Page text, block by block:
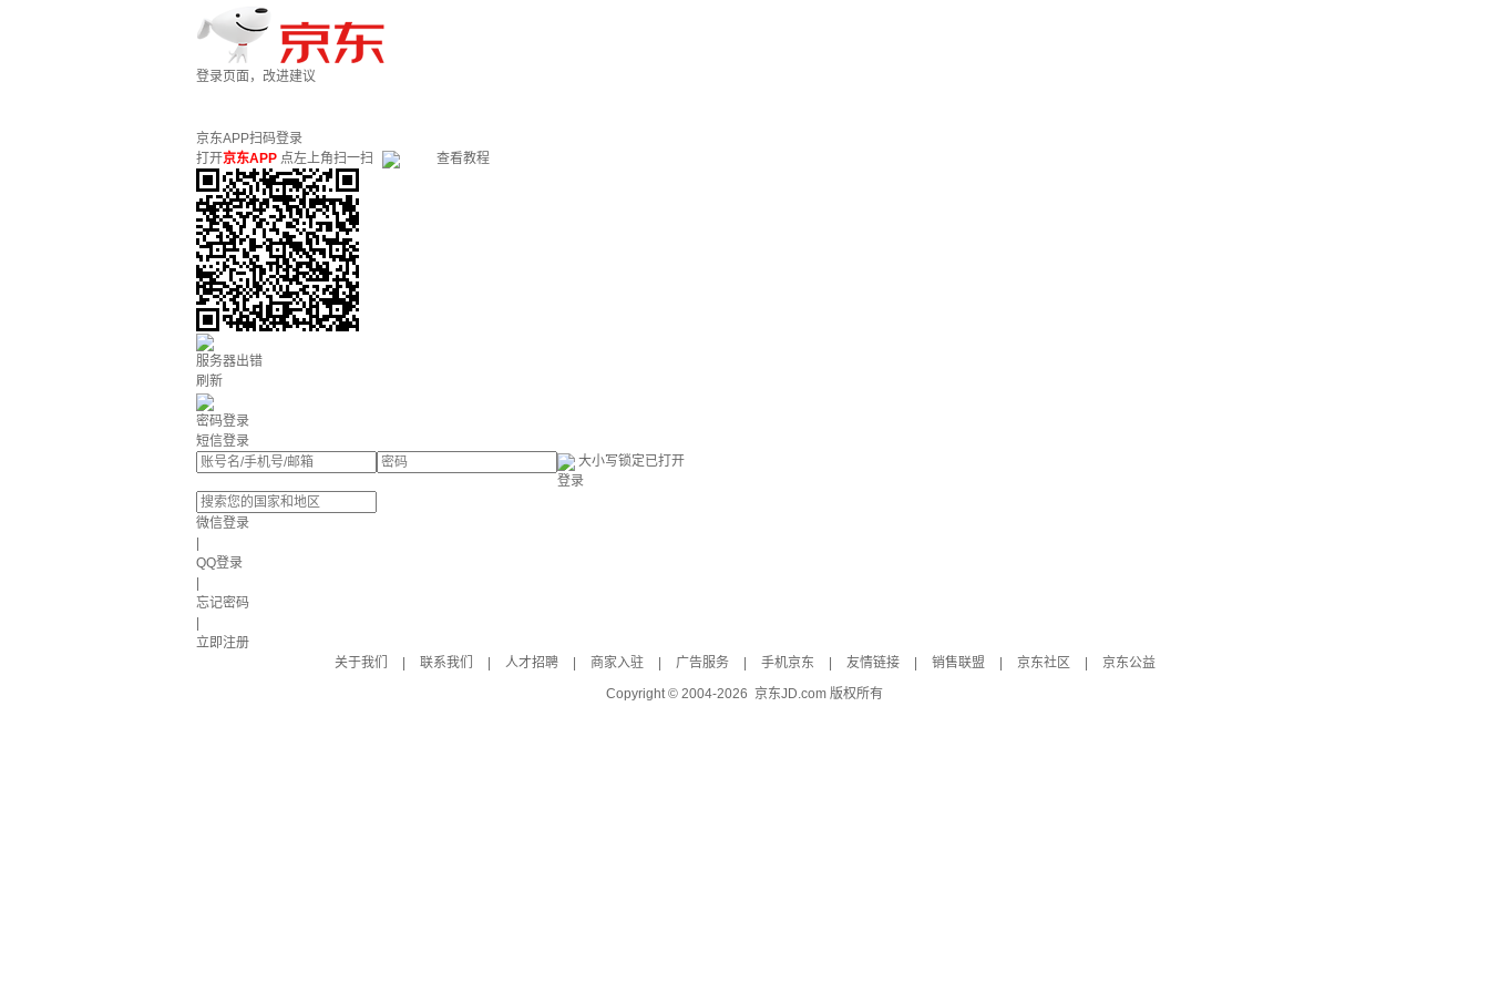
登录页面，改进建议
京东APP扫码登录
打开京东APP 点左上角扫一扫 查看教程
服务器出错
刷新
密码登录
短信登录
大小写锁定已打开
登录
微信登录
QQ登录
忘记密码
立即注册
关于我们
联系我们 人才招聘 商家入驻 广告服务 手机京东 友情链接 销售联盟 京东社区
京东公益
Copyright © 2004-2026 京东JD.com 版权所有